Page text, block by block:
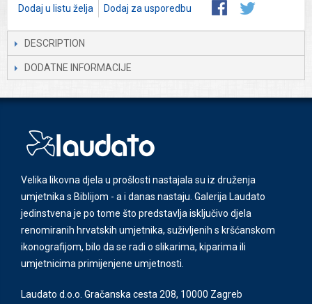
Dodaj u listu želja Dodaj za usporedbu
DESCRIPTION
DODATNE INFORMACIJE
Velika likovna djela u prošlosti nastajala su iz druženja
umjetnika s Biblijom - a i danas nastaju. Galerija Laudato
jedinstvena je po tome što predstavlja isključivo djela
renomiranih hrvatskih umjetnika, suživljenih s kršćanskom
ikonografijom, bilo da se radi o slikarima, kiparima ili
umjetnicima primijenjene umjetnosti.
Laudato d.o.o. Gračanska cesta 208, 10000 Zagreb